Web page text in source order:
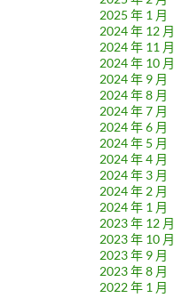
2025 年 1 月
2024 年 12 月
2024 年 11 月
2024 年 10 月
2024 年 9 月
2024 年 8 月
2024 年 7 月
2024 年 6 月
2024 年 5 月
2024 年 4 月
2024 年 3 月
2024 年 2 月
2024 年 1 月
2023 年 12 月
2023 年 10 月
2023 年 9 月
2023 年 8 月
2022 年 1 月